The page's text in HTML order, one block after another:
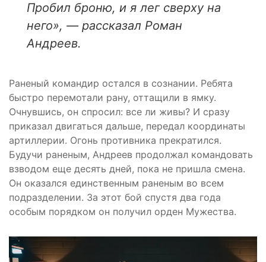
Пробил броню, и я лег сверху на
него», — рассказал Роман
Андреев.
Раненый командир остался в сознании. Ребята
быстро перемотали рану, оттащили в ямку.
Очнувшись, он спросил: все ли живы? И сразу
приказал двигаться дальше, передал координаты
артиллерии. Огонь противника прекратился.
Будучи раненым, Андреев продолжал командовать
взводом еще десять дней, пока не пришла смена.
Он оказался единственным раненым во всем
подразделении. За этот бой спустя два года
особым порядком он получил орден Мужества.